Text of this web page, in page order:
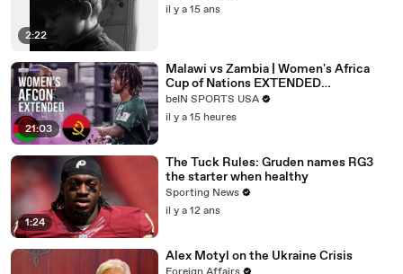
2:22
il y a 15 ans
21:03
Malawi vs Zambia | Women's Africa
Cup of Nations EXTENDED
HIGHLIGHTS | 08/05/2026 | beIN
SPORTS USA
beIN SPORTS USA
il y a 15 heures
1:24
The Tuck Rules: Gruden names RG3
the starter when healthy
Sporting News
il y a 12 ans
Alex Motyl on the Ukraine Crisis